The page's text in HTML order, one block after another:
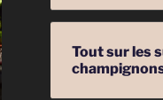
Tout sur les